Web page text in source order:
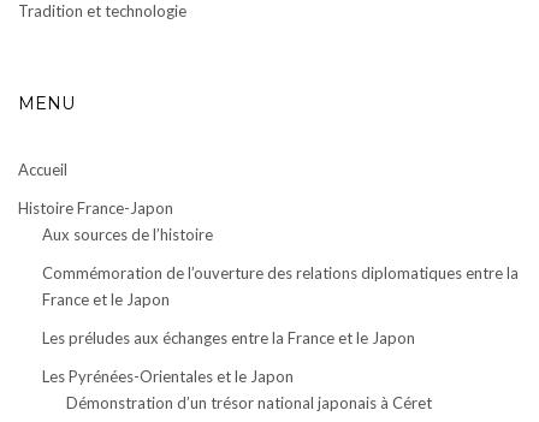
Tradition et technologie
MENU
Accueil
Histoire France-Japon
Aux sources de l’histoire
Commémoration de l’ouverture des relations diplomatiques entre la
France et le Japon
Les préludes aux échanges entre la France et le Japon
Les Pyrénées-Orientales et le Japon
Démonstration d’un trésor national japonais à Céret